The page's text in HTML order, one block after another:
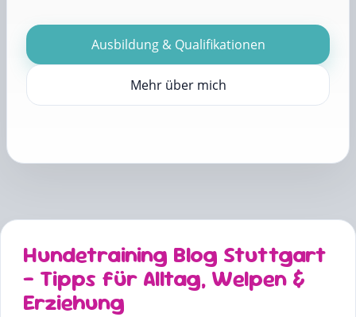
Ausbildung & Qualifikationen
Mehr über mich
Hundetraining Blog Stuttgart
– Tipps für Alltag, Welpen &
Erziehung